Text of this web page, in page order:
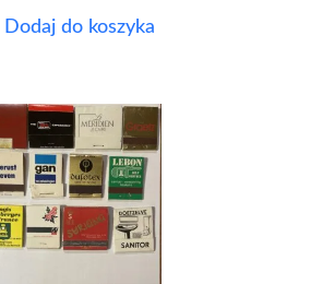
Dodaj do koszyka